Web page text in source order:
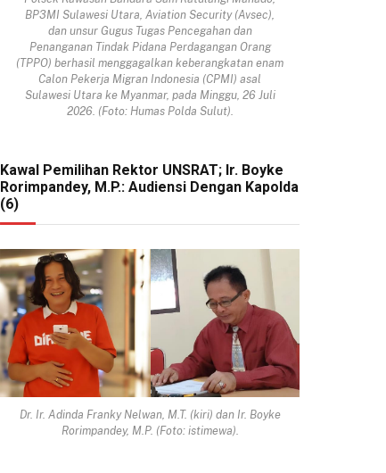
BP3MI Sulawesi Utara, Aviation Security (Avsec),
dan unsur Gugus Tugas Pencegahan dan
Penanganan Tindak Pidana Perdagangan Orang
(TPPO) berhasil menggagalkan keberangkatan enam
Calon Pekerja Migran Indonesia (CPMI) asal
Sulawesi Utara ke Myanmar, pada Minggu, 26 Juli
2026. (Foto: Humas Polda Sulut).
Kawal Pemilihan Rektor UNSRAT; Ir. Boyke
Rorimpandey, M.P.: Audiensi Dengan Kapolda
(6)
Dr. Ir. Adinda Franky Nelwan, M.T. (kiri) dan Ir. Boyke
Rorimpandey, M.P. (Foto: istimewa).